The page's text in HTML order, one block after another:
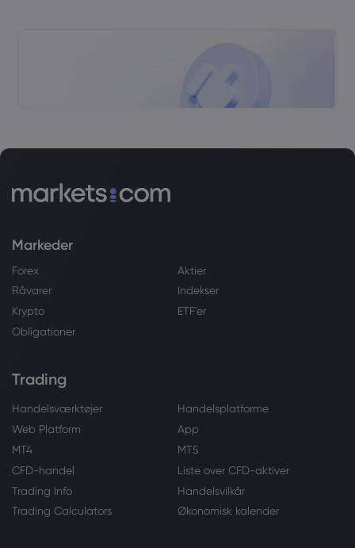
Markeder
Forex
Aktier
Råvarer
Indekser
Krypto
ETF'er
Obligationer
Trading
Handelsværktøjer
Handelsplatforme
Web Platform
App
MT4
MT5
CFD-handel
Liste over CFD-aktiver
Trading Info
Handelsvilkår
Trading Calculators
Økonomisk kalender